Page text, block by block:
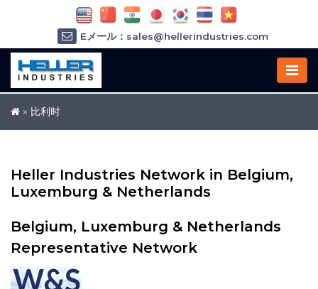
» 比利时
Heller Industries Network in Belgium,
Luxemburg & Netherlands
Belgium, Luxemburg & Netherlands
Representative Network
Eメール：sales@hellerindustries.com
Eメール：service@hellerindustries.com